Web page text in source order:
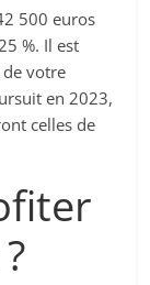
500 euros
%. Il est
de votre
en 2023,
celles de